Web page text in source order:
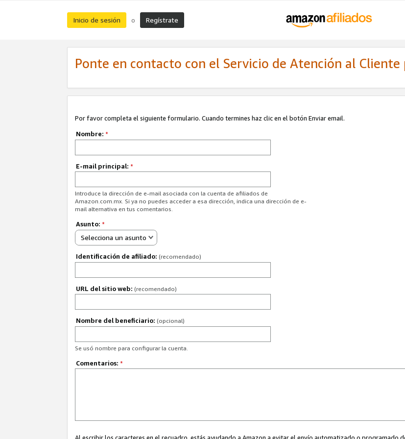
Inicio de sesión o Regístrate
Ponte en contacto con el Servicio de Atención al Cliente
Por favor completa el siguiente formulario. Cuando termines haz clic en el botón Enviar email.
Nombre: *
E-mail principal: *
Introduce la dirección de e-mail asociada con la cuenta de afiliados de
Amazon.com.mx. Si ya no puedes acceder a esa dirección, indica una dirección de e-
mail alternativa en tus comentarios.
Asunto: *
Selecciona un asunto
Identificación de afiliado: (recomendado)
URL del sitio web: (recomendado)
Nombre del beneficiario: (opcional)
Se usó nombre para configurar la cuenta.
Comentarios: *